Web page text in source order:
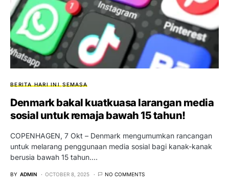
BERITA HARI INI SEMASA
Denmark bakal kuatkuasa larangan media
sosial untuk remaja bawah 15 tahun!
COPENHAGEN, 7 Okt – Denmark mengumumkan rancangan
untuk melarang penggunaan media sosial bagi kanak-kanak
berusia bawah 15 tahun.…
BY ADMIN OCTOBER 8, 2025 NO COMMENTS